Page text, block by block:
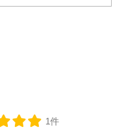
1件